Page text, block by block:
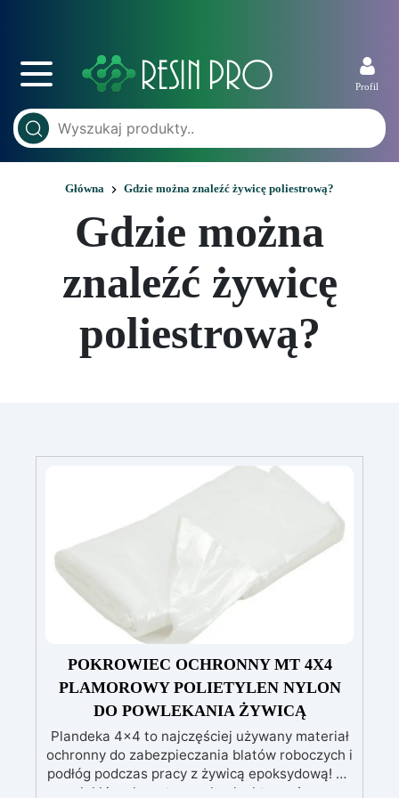
Profil
Główna Gdzie można znaleźć żywicę poliestrową?
Gdzie można
znaleźć żywicę
poliestrową?
POKROWIEC OCHRONNY MT 4X4
PLAMOROWY POLIETYLEN NYLON
DO POWLEKANIA ŻYWICĄ
Plandeka 4x4 to najczęściej używany materiał
ochronny do zabezpieczania blatów roboczych i
podłóg podczas pracy z żywicą epoksydową! To
lekkie, ale wytrzymałe płachty można